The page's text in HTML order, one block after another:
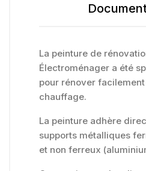
La peinture de
Électroménager a été
pour rénover
chauffage.
La peinture adhère
supports métalliques
et non ferreux